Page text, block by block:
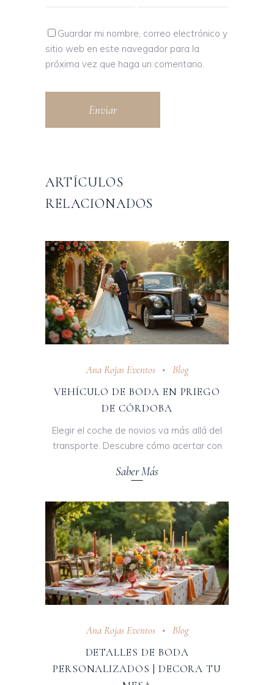
Guardar mi nombre, correo electrónico y
sitio web en este navegador para la
próxima vez que haga un comentario.
Enviar
ARTÍCULOS
RELACIONADOS
Ana Rojas Eventos
Blog
VEHÍCULO DE BODA EN PRIEGO
DE CÓRDOBA
Elegir el coche de novios va más allá del
transporte. Descubre cómo acertar con
Saber Más
Ana Rojas Eventos
Blog
DETALLES DE BODA
PERSONALIZADOS | DECORA TU